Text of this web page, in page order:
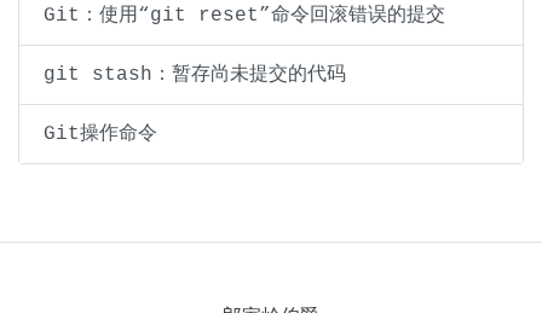
Git：使用“git reset”命令回滚错误的提交
git stash：暂存尚未提交的代码
Git操作命令